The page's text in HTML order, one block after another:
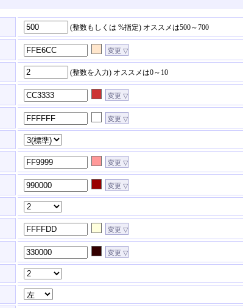
(整数もしくは %指定) オススメは500～700
(整数を入力) オススメは0～10